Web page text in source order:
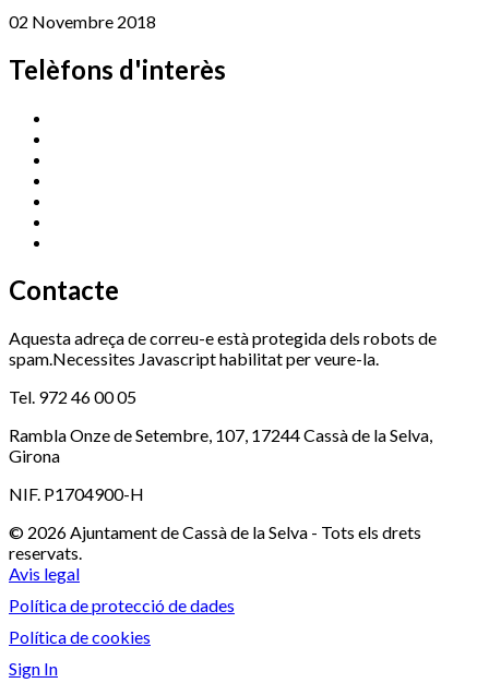
02 Novembre 2018
Telèfons d'interès
Contacte
Aquesta adreça de correu-e està protegida dels robots de
spam.Necessites Javascript habilitat per veure-la.
Tel. 972 46 00 05
Rambla Onze de Setembre, 107, 17244 Cassà de la Selva,
Girona
NIF. P1704900-H
© 2026 Ajuntament de Cassà de la Selva - Tots els drets
reservats.
Avis legal
Política de protecció de dades
Política de cookies
Sign In